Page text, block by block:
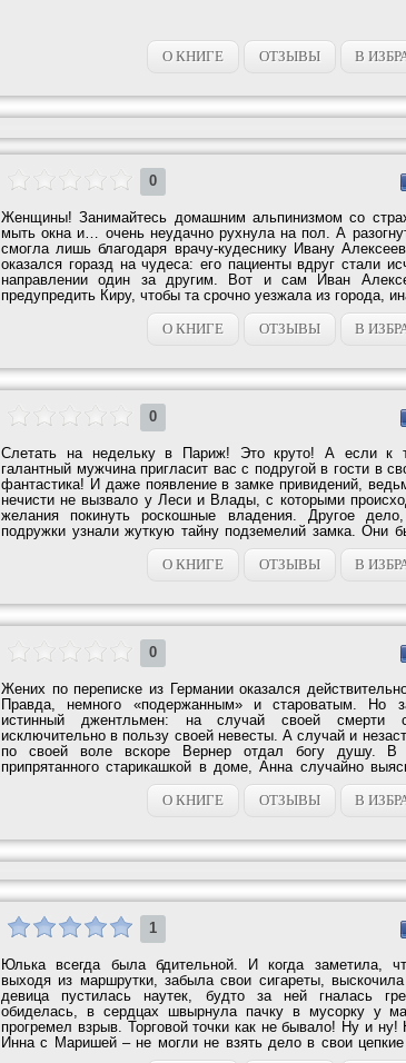
О КНИГЕ ОТЗЫВЫ В
0
Женщины! Занимайтесь домашним альпинизмом со
мыть окна и… очень неудачно рухнула на пол. А
смогла лишь благодаря врачу-кудеснику Ивану
оказался горазд на чудеса: его пациенты вдруг стали
направлении один за другим. Вот и сам Иван
предупредить Киру, чтобы та срочно уезжала из города,
О КНИГЕ
ОТЗЫВЫ В
0
Слетать на недельку в Париж! Это круто! А если к
галантный мужчина пригласит вас с подругой в гости в
фантастика! И даже появление в замке привидений,
нечисти не вызвало у Леси и Влады, с которыми
желания покинуть роскошные владения. Другое
подружки узнали жуткую тайну подземелий замка. Они
О КНИГЕ
ОТЗЫВЫ В
0
Жених по переписке из Германии оказался
Правда, немного «подержанным» и староватым. Но
истинный джентльмен: на случай своей смерти
исключительно в пользу своей невесты. А случай и
по своей воле вскоре Вернер отдал богу душу. В
припрятанного старикашкой в доме, Анна случайно
О КНИГЕ
ОТЗЫВЫ В
1
Юлька всегда была бдительной. И когда заметила,
выходя из маршрутки, забыла свои сигареты,
девица пустилась наутек, будто за ней гналась
обиделась, в сердцах швырнула пачку в мусорку у
прогремел взрыв. Торговой точки как не бывало! Ну и
Инна с Маришей – не могли не взять дело в свои